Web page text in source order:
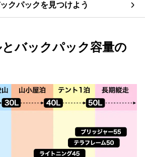
クパックを見つけよう
バックパック容量の